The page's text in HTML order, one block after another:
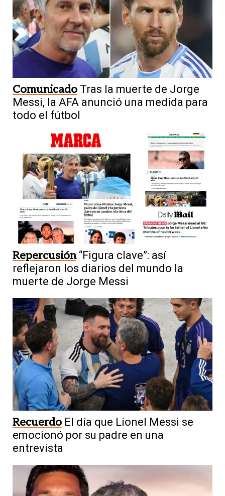
Comunicado Tras la muerte de Jorge
Messi, la AFA anunció una medida para
todo el fútbol
Repercusión “Figura clave”: así
reflejaron los diarios del mundo la
muerte de Jorge Messi
Recuerdo El día que Lionel Messi se
emocionó por su padre en una
entrevista